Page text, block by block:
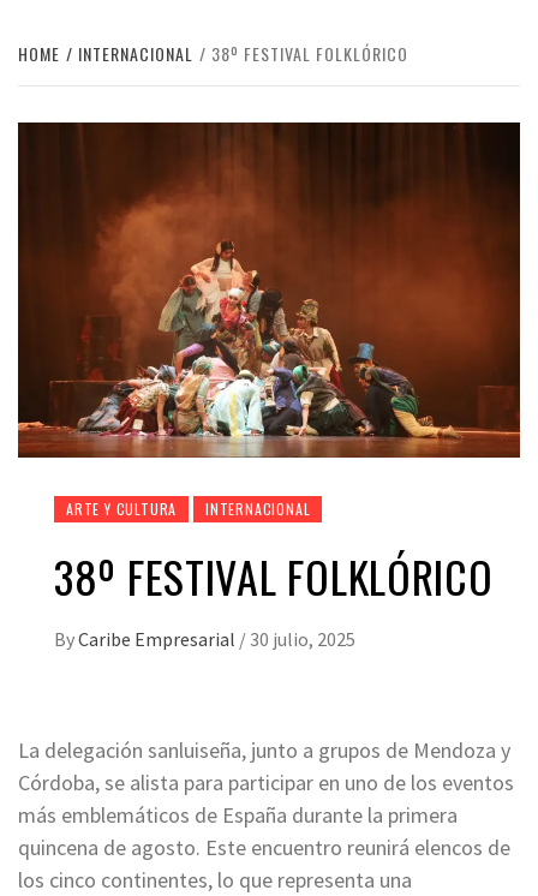
HOME INTERNACIONAL 38º FESTIVAL FOLKLÓRICO
ARTE Y CULTURA INTERNACIONAL
38º FESTIVAL FOLKLÓRICO
ByCaribe Empresarial / 30 julio, 2025
La delegación sanluiseña, junto a grupos de Mendoza y
Córdoba, se alista para participar en uno de los eventos
más emblemáticos de España durante la primera
quincena de agosto. Este encuentro reunirá elencos de
los cinco continentes, lo que representa una